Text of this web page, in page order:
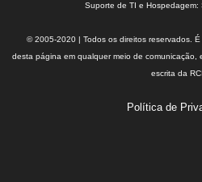
Suporte de TI e Hospedagem:
© 2005-2020 | Todos os direitos reservados.
desta página em qualquer meio de comunicação,
escrita da
Política de